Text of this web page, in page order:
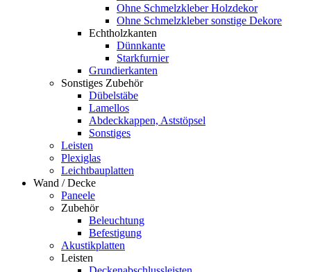
Ohne Schmelzkleber Holzdekor
Ohne Schmelzkleber sonstige Dekore
Echtholzkanten
Dünnkante
Starkfurnier
Grundierkanten
Sonstiges Zubehör
Dübelstäbe
Lamellos
Abdeckkappen, Aststöpsel
Sonstiges
Leisten
Plexiglas
Leichtbauplatten
Wand / Decke
Paneele
Zubehör
Beleuchtung
Befestigung
Akustikplatten
Leisten